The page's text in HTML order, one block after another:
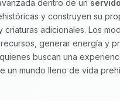
dentro de un
y construyen su
criaturas adicionales. Los
generar energía y
buscan una
un mundo lleno de vida